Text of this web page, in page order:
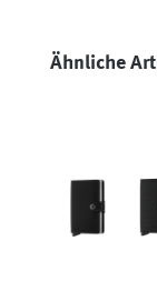
Ähnliche